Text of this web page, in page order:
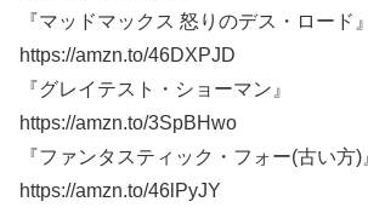
『マッドマックス 怒りのデス・ロード』
https://amzn.to/46DXPJD
『グレイテスト・ショーマン』
https://amzn.to/3SpBHwo
『ファンタスティック・フォー(古い方)
https://amzn.to/46lPyJY